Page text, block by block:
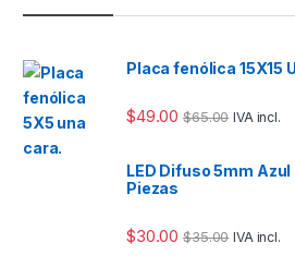
Placa fenólica 15X15
$49.00 $65.00 IVA incl.
LED Difuso 5mm
Piezas
$30.00 $35.00 IVA incl.